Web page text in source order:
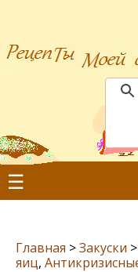
☰
Главная >Закуски >
яиц,